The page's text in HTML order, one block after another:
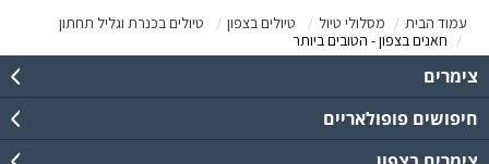
עמוד הבית מסלולי טיול טיולים בצפון
טיולים בכנרת וגליל תחתון
חאנים בצפון - הטובים ביותר
צימרים
חיפושים פופולאריים